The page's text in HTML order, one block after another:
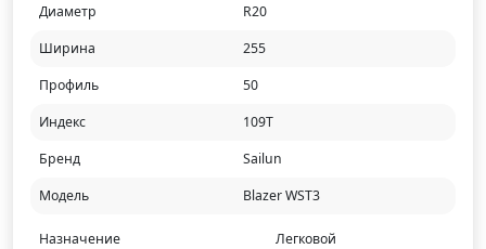
Диаметр
R20
Ширина
255
Профиль
50
Индекс
109T
Бренд
Sailun
Модель
Blazer WST3
Назначение Легковой